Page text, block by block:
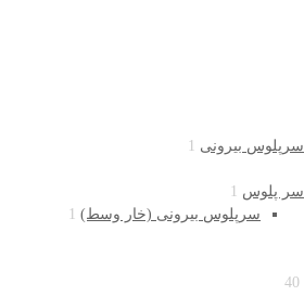
سرپلوس بیرونی 1
سر پلوس 1
سرپلوس بیرونی (خار وسط) 1
40